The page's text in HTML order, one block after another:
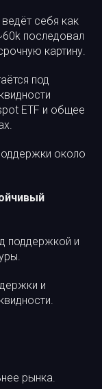
ведёт себя как
последовал
картину.
под
ETF и общее
около
поддержкой и
и
рынка.